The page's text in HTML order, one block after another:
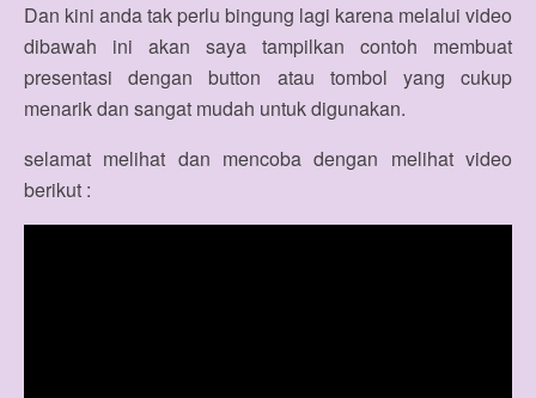
Dan kini anda tak perlu bingung lagi karena melalui video
dibawah ini akan saya tampilkan contoh membuat
presentasi dengan button atau tombol yang cukup
menarik dan sangat mudah untuk digunakan.
selamat melihat dan mencoba dengan melihat video
berikut :